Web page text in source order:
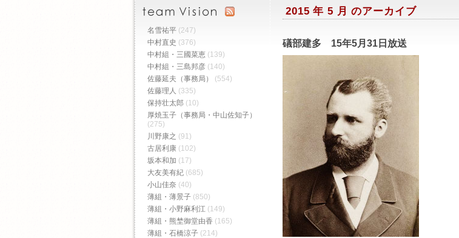
2015 年 5 月 のアーカイブ
礒部建多 15年5月31日放送
名雪祐平 (247)
中村直史 (376)
中村組・三國菜恵 (139)
中村組・三島邦彦 (140)
佐藤延夫（事務局）
(554)
佐藤理人 (335)
保持壮太郎 (10)
厚焼玉子（事務局・中山佐知子）
(275)
川野康之 (91)
古居利康 (102)
坂本和加 (17)
大友美有紀 (685)
小山佳奈 (40)
薄組・薄景子 (850)
薄組・小野麻利江 (149)
薄組・熊埜御堂由香 (165)
薄組・石橋涼子 (214)